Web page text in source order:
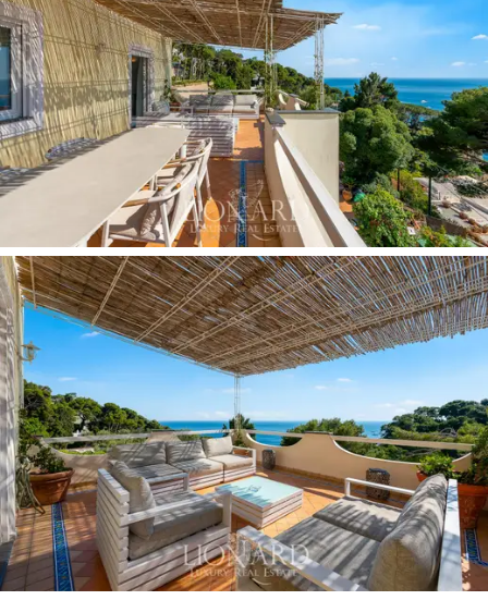
Im ersten Obergeschoss beherbergt die Villa 3 weitere
Apartments, bereichert durch Ausblicke sowohl auf den
Garten als auch auf maritime Perspektiven. Das zweite
Obergeschoss krönt die Struktur mit den letzten 2
großzügigen Einheiten, in denen hohe Decken und
spektakuläre ebenerdige Terrassen einen vollständigen
Blick auf die Horizontlinie eröffnen. Der terrassierte
Garten von600 m²ist als intimer, duftender
Rückzugsort konzipiert, wobei die oberen Terrassen
offene Ausblicke aufMarina Piccolabieten, während
die unteren Bereiche eine natürliche Abschirmung vor
neugierigen Blicken schaffen. Eine komfortableService-
Cantinaund eine perfekteKlimatisierungder Räume
vervollständigen die Pertinenzen.